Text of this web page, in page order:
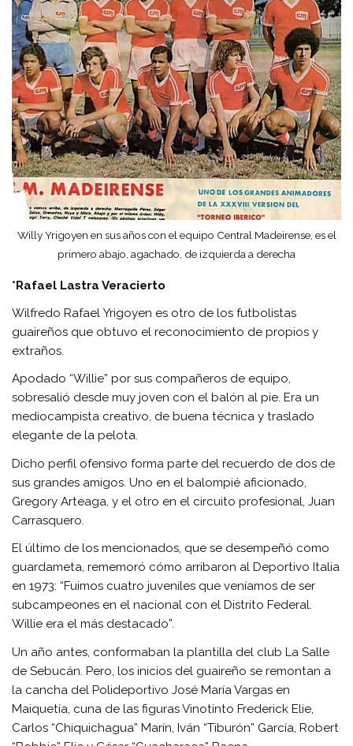
Willy Yrigoyen en sus años con el equipo Central Madeirense, es el
primero abajo, agachado, de izquierda a derecha
*Rafael Lastra Veracierto
Wilfredo Rafael Yrigoyen es otro de los futbolistas
guaireños que obtuvo el reconocimiento de propios y
extraños.
Apodado “Willie” por sus compañeros de equipo,
sobresalió desde muy joven con el balón al pie. Era un
mediocampista creativo, de buena técnica y traslado
elegante de la pelota.
Dicho perfil ofensivo forma parte del recuerdo de dos de
sus grandes amigos. Uno en el balompié aficionado,
Gregory Arteaga, y el otro en el circuito profesional, Juan
Carrasquero.
El último de los mencionados, que se desempeñó como
guardameta, rememoró cómo arribaron al Deportivo Italia
en 1973: “Fuimos cuatro juveniles que veníamos de ser
subcampeones en el nacional con el Distrito Federal.
Willie era el más destacado”.
Un año antes, conformaban la plantilla del club La Salle
de Sebucán. Pero, los inicios del guaireño se remontan a
la cancha del Polideportivo José María Vargas en
Maiquetía, cuna de las figuras Vinotinto Frederick Elie,
Carlos “Chiquichagua” Marín, Iván “Tiburón” García, Robert